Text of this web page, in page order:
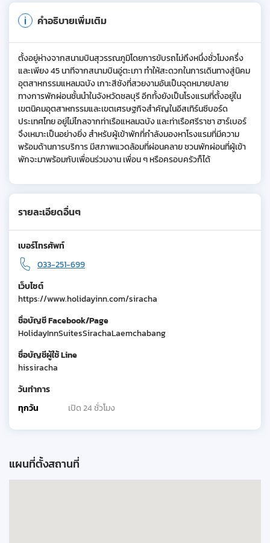
คำอธิบายเพิ่มเติม
ตั้งอยู่ห่างจากสนามบินสุวรรณภูมิโดยการขับรถไม่ถึงหนึ่งชั่วโมงครึ่ง
และเพียง 45 นาทีจากสนามบินอู่ตะเภา ทำให้สะดวกในการเดินทางสู่นิคม
อุตสาหกรรมแหลมฉบัง เกาะสีชังที่สวยงามอันเป็นจุดหมายปลาย
ทางการพักผ่อนชั้นนำในจังหวัดชลบุรี อีกทั้งยังเป็นโรงแรมที่ตั้งอยู่ใน
เขตนิคมอุตสาหกรรมและเขตเศรษฐกิจสำคัญในอีสเทิร์นซีบอร์ด
ประเทศไทย อยู่ไม่ไกลจากท่าเรือแหลมฉบัง และท่าเรือศรีราชา ฮาร์เบอร์
จึงเหมาะเป็นอย่างยิ่ง สำหรับผู้เข้าพักที่กำลังมองหาโรงแรมที่มีความ
พร้อมด้านการบริการ มีสภาพแวดล้อมที่ผ่อนคลาย ชวนพักผ่อนที่ผู้เข้า
พักจะมาพร้อมกับเพื่อนร่วมงาน เพื่อน ๆ หรือครอบครัวก็ได้
รายละเอียดอื่นๆ
เบอร์โทรศัพท์
033-251-699
เว็บไซต์
https://www.holidayinn.com/siracha
ชื่อบัญชี Facebook/Page
HolidayInnSuitesSirachaLaemchabang
ชื่อบัญชีผู้ใช้ Line
hissiracha
วันทำการ
ทุกวัน
เปิด 24 ชั่วโมง
แผนที่ตั้งสถานที่